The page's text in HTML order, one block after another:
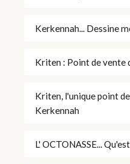
Kerkennah... Dessine
Kriten : Point de vente
Kriten, l'unique point
Kerkennah
L' OCTONASSE...